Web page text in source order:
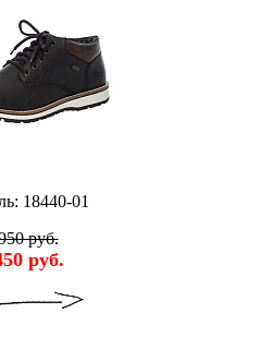
18440-01
руб.
руб.